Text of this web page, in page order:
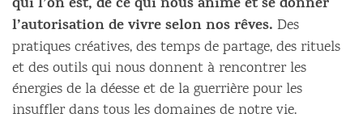
qui l’on est, de ce qui nous anime et se donner
l’autorisation de vivre selon nos rêves. Des
pratiques créatives, des temps de partage, des rituels
et des outils qui nous donnent à rencontrer les
énergies de la déesse et de la guerrière pour les
insuffler dans tous les domaines de notre vie.